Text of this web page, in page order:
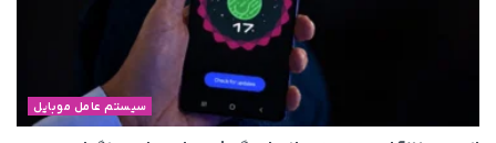
سیستم عامل موبایل